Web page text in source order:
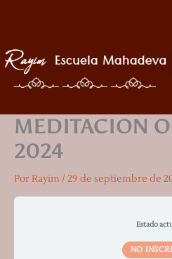
MEDITACION
2024
PorRayim /29 de septiembre de
Estado
NO